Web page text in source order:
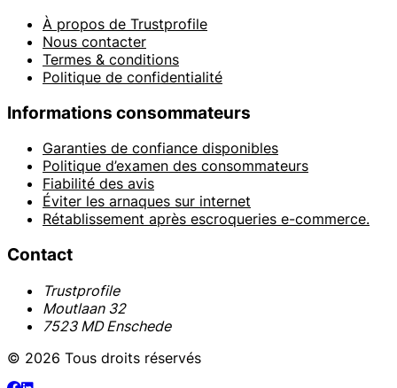
À propos de Trustprofile
Nous contacter
Termes & conditions
Politique de confidentialité
Informations consommateurs
Garanties de confiance disponibles
Politique d’examen des consommateurs
Fiabilité des avis
Éviter les arnaques sur internet
Rétablissement après escroqueries e-commerce.
Contact
Trustprofile
Moutlaan 32
7523 MD Enschede
© 2026 Tous droits réservés